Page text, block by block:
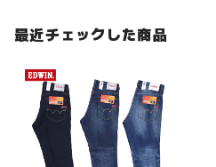
最近チェックした商品